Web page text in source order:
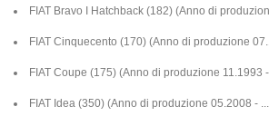
FIAT Bravo I Hatchback (182) (Anno di
FIAT Cinquecento (170) (Anno di produzione
FIAT Coupe (175) (Anno di produzione 11.1993
FIAT Idea (350) (Anno di produzione 05.2008 -